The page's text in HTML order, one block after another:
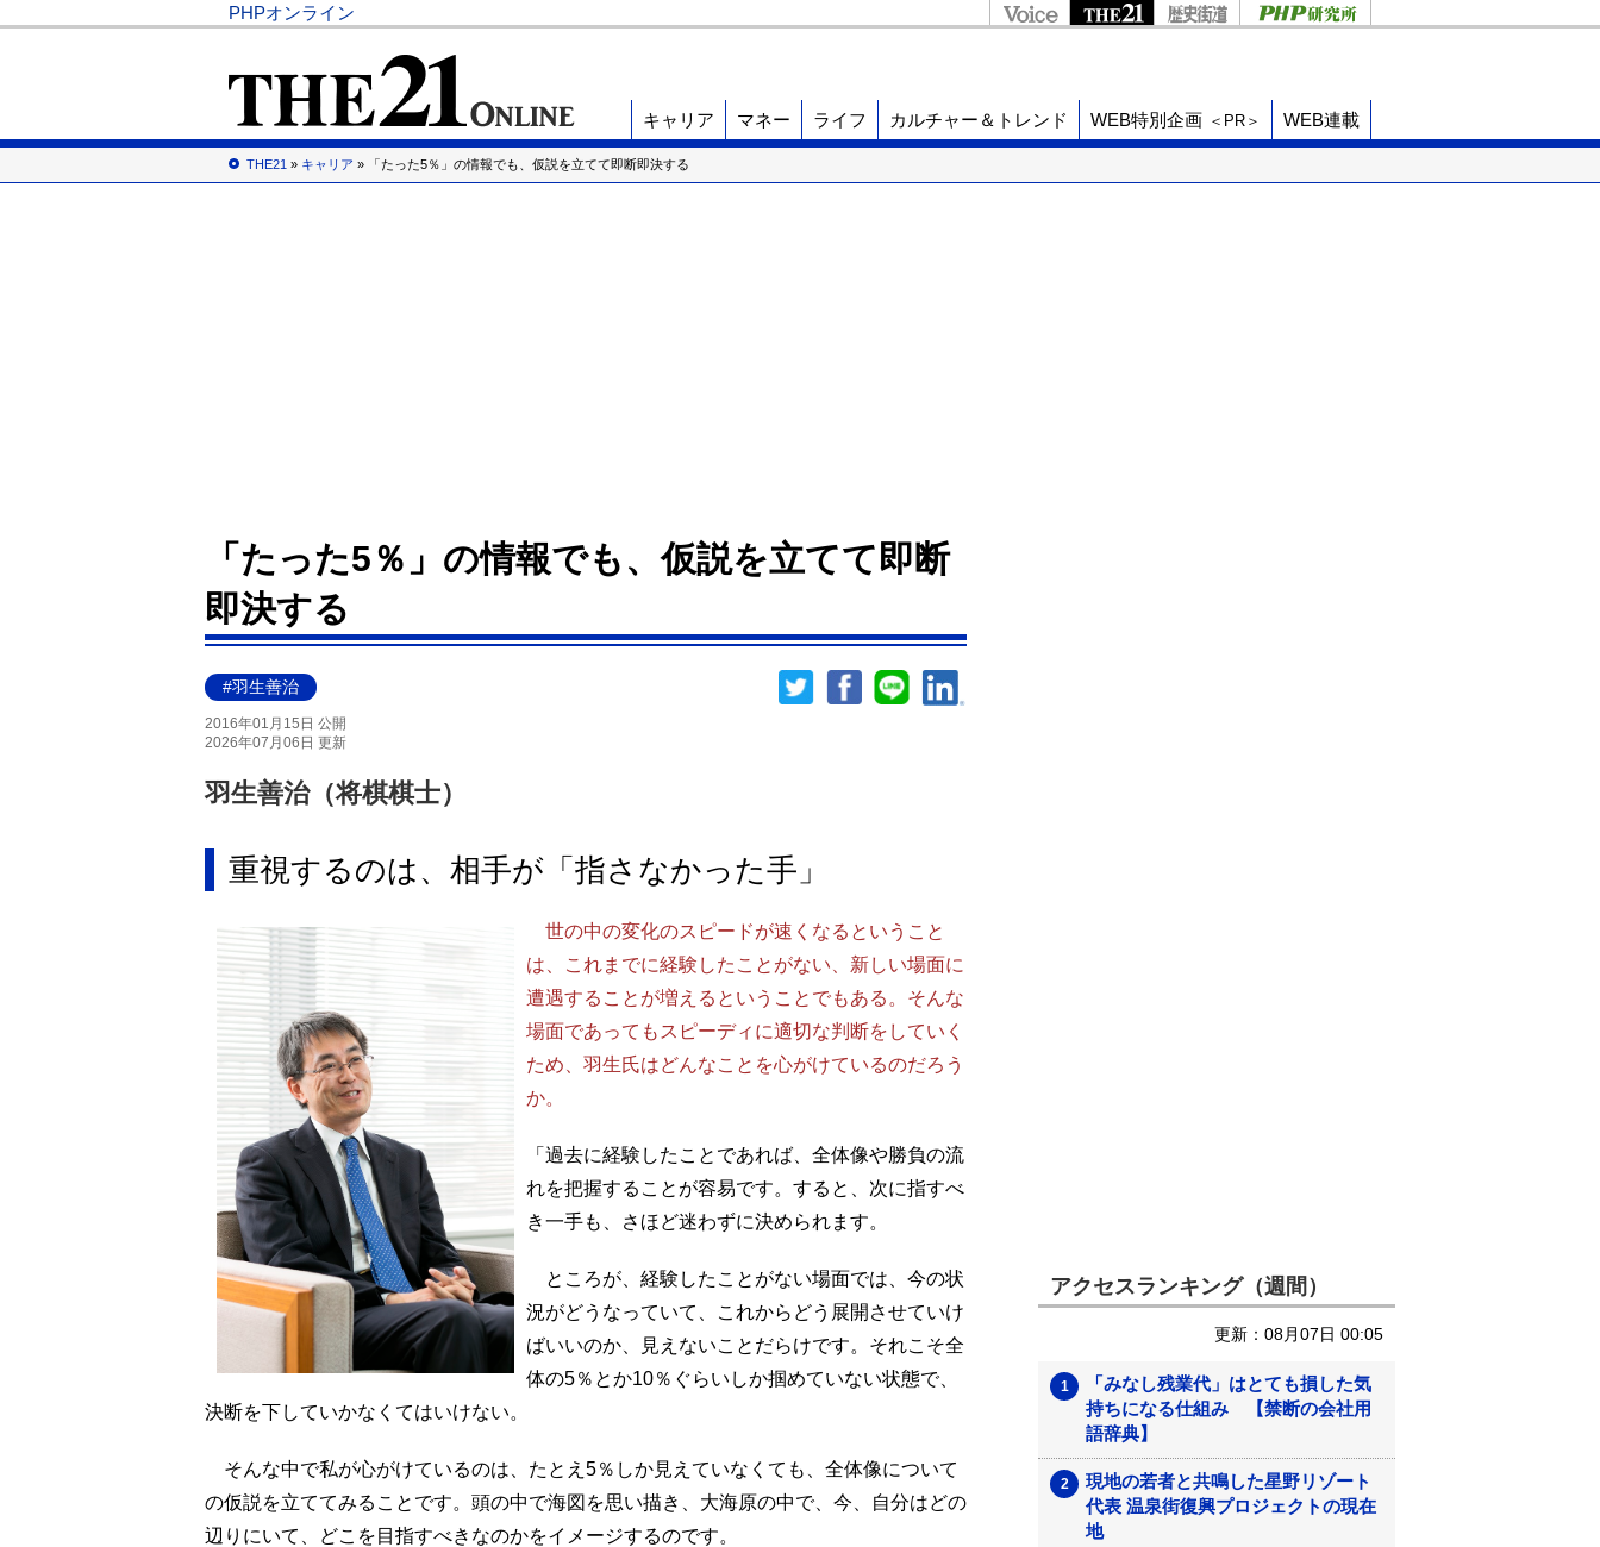
PHPオンライン
キャリア マネー ライフ カルチャー＆トレンド WEB特別企画 ＜PR＞ WEB連載
THE21 » キャリア » 「たった5％」の情報でも、仮説を立てて即断即決する
「たった5％」の情報でも、仮説を立てて即断
即決する
#羽生善治
2016年01月15日 公開
2026年07月06日 更新
羽生善治（将棋棋士）
重視するのは、相手が「指さなかった手」
世の中の変化のスピードが速くなるということ
は、これまでに経験したことがない、新しい場面に
遭遇することが増えるということでもある。そんな
場面であってもスピーディに適切な判断をしていく
ため、羽生氏はどんなことを心がけているのだろう
か。
「過去に経験したことであれば、全体像や勝負の流
れを把握することが容易です。すると、次に指すべ
き一手も、さほど迷わずに決められます。
ところが、経験したことがない場面では、今の状
況がどうなっていて、これからどう展開させていけ
ばいいのか、見えないことだらけです。それこそ全
体の5％とか10％ぐらいしか掴めていない状態で、
決断を下していかなくてはいけない。
そんな中で私が心がけているのは、たとえ5％しか見えていなくても、全体像について
の仮説を立ててみることです。頭の中で海図を思い描き、大海原の中で、今、自分はどの
辺りにいて、どこを目指すべきなのかをイメージするのです。
アクセスランキング（週間）
更新：08月07日 00:05
「みなし残業代」はとても損した気
持ちになる仕組み 【禁断の会社用
語辞典】
現地の若者と共鳴した星野リゾート
代表 温泉街復興プロジェクトの現在
地